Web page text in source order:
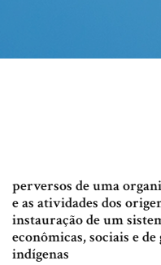
perversos de uma
e as atividades dos
instauração de um
econômicas, sociais e
indígenas